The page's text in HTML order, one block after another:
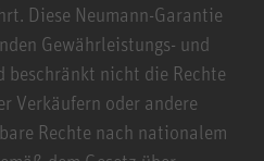
Diese Neumann-Garantie
Gewährleistungs- und
beschränkt nicht die Rechte
Verkäufern oder andere
Rechte nach nationalem